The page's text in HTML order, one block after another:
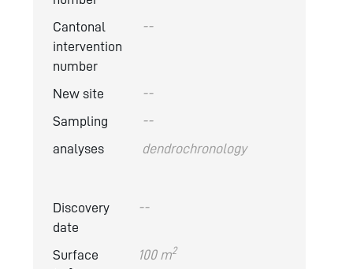
Cantonal
intervention
number
--
New site
--
Sampling
--
analyses
dendrochronology
Discovery
date
--
Surface
100 m2